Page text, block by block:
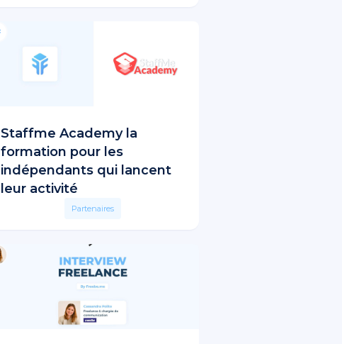
Staffme Academy la
formation pour les
indépendants qui lancent
leur activité
Partenaires